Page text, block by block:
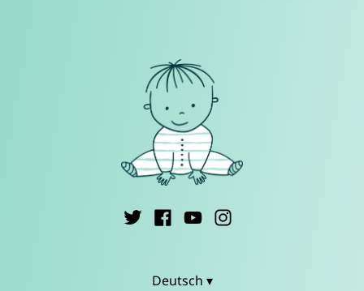
Deutsch ▾